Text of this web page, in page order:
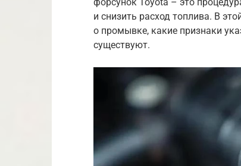
и снизить расход топлива. В
о промывке, какие признаки
существуют.